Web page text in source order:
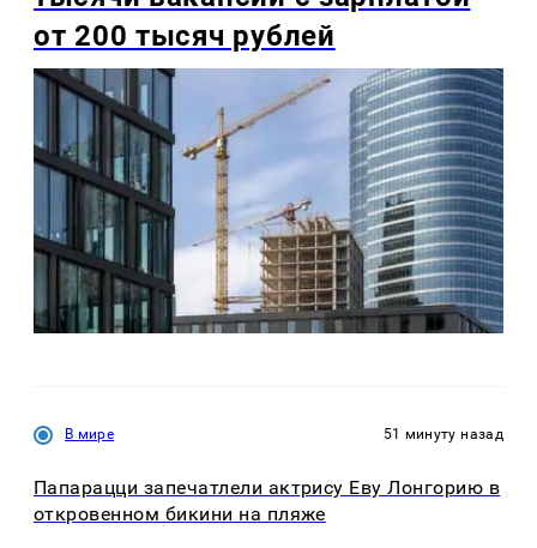
от 200 тысяч рублей
В мире 51 минуту назад
Папарацци запечатлели актрису Еву Лонгорию в
откровенном бикини на пляже